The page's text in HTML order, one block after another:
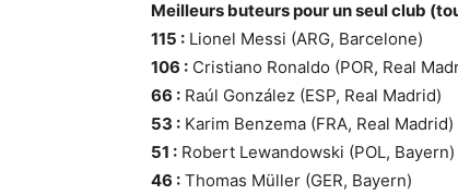
Meilleurs buteurs pour un seul club
115 : Lionel Messi (ARG, Barcelone)
106 : Cristiano Ronaldo (POR, Real
66 : Raúl González (ESP, Real Madrid)
53 : Karim Benzema (FRA, Real Madrid)
51 : Robert Lewandowski (POL, Bayern)
46 : Thomas Müller (GER, Bayern)